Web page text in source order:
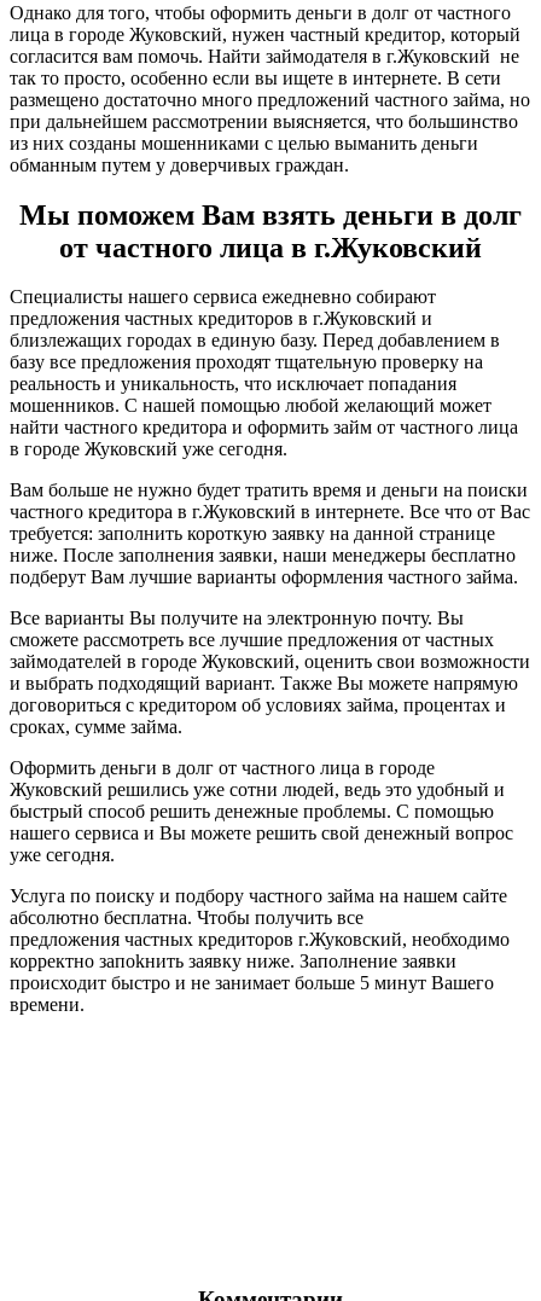
Однако для того, чтобы оформить деньги в долг от частного
лица в городе Жуковский, нужен частный кредитор, который
согласится вам помочь. Найти займодателя в г.Жуковский не
так то просто, особенно если вы ищете в интернете. В сети
размещено достаточно много предложений частного займа, но
при дальнейшем рассмотрении выясняется, что большинство
из них созданы мошенниками с целью выманить деньги
обманным путем у доверчивых граждан.
Мы поможем Вам взять деньги в долг
от частного лица в г.Жуковский
Специалисты нашего сервиса ежедневно собирают
предложения частных кредиторов в г.Жуковский и
близлежащих городах в единую базу. Перед добавлением в
базу все предложения проходят тщательную проверку на
реальность и уникальность, что исключает попадания
мошенников. С нашей помощью любой желающий может
найти частного кредитора и оформить займ от частного лица
в городе Жуковский уже сегодня.
Вам больше не нужно будет тратить время и деньги на поиски
частного кредитора в г.Жуковский в интернете. Все что от Вас
требуется: заполнить короткую заявку на данной странице
ниже. После заполнения заявки, наши менеджеры бесплатно
подберут Вам лучшие варианты оформления частного займа.
Все варианты Вы получите на электронную почту. Вы
сможете рассмотреть все лучшие предложения от частных
займодателей в городе Жуковский, оценить свои возможности
и выбрать подходящий вариант. Также Вы можете напрямую
договориться с кредитором об условиях займа, процентах и
сроках, сумме займа.
Оформить деньги в долг от частного лица в городе
Жуковский решились уже сотни людей, ведь это удобный и
быстрый способ решить денежные проблемы. С помощью
нашего сервиса и Вы можете решить свой денежный вопрос
уже сегодня.
Услуга по поиску и подбору частного займа на нашем сайте
абсолютно бесплатна. Чтобы получить все
предложения частных кредиторов г.Жуковский, необходимо
корректно запоkнить заявку ниже. Заполнение заявки
происходит быстро и не занимает больше 5 минут Вашего
времени.